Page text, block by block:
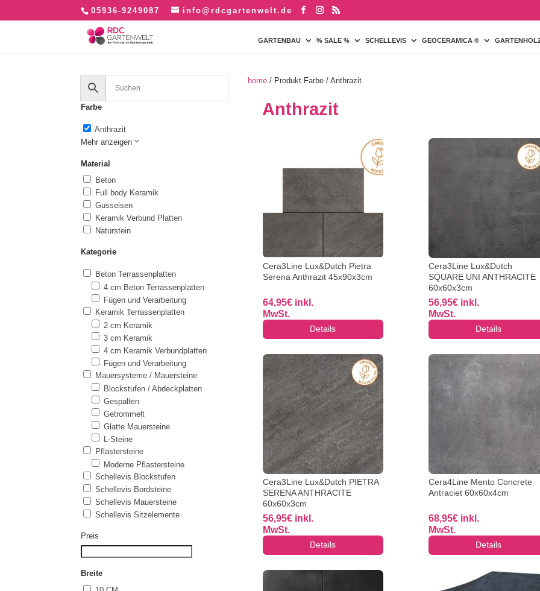
05936-9249087 info@rdcgartenwelt.de
GARTENBAU % SALE % SCHELLEVIS GEOCERAMICA ®
Farbe
Anthrazit
Mehr anzeigen
Material
Beton
Full body Keramik
Gusseisen
Keramik Verbund Platten
Naturstein
Kategorie
Beton Terrassenplatten
4 cm Beton Terrassenplatten
Fügen und Verarbeitung
Keramik Terrassenplatten
2 cm Keramik
3 cm Keramik
4 cm Keramik Verbundplatten
Fügen und Verarbeitung
Mauersysteme / Mauersteine
Blockstufen / Abdeckplatten
Gespalten
Getrommelt
Glatte Mauersteine
L-Steine
Pflastersteine
Moderne Pflastersteine
Schellevis Blockstufen
Schellevis Bordsteine
Schellevis Mauersteine
Schellevis Sitzelemente
Preis
Breite
home / Produkt Farbe / Anthrazit
Anthrazit
Cera3Line Lux&Dutch Pietra
Serena Anthrazit 45x90x3cm
64,95€ inkl.
MwSt.
Details
Cera3Line Lux&Dutch
SQUARE UNI ANTHRACITE
60x60x3cm
56,95€ inkl.
MwSt.
Details
Cera3Line Lux&Dutch PIETRA
SERENA ANTHRACITE
60x60x3cm
56,95€ inkl.
MwSt.
Details
Cera4Line Mento Concrete
Antraciet 60x60x4cm
68,95€ inkl.
MwSt.
Details